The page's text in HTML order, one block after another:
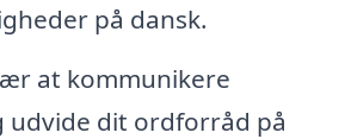
på dansk.
at kommunikere
udvide dit ordforråd på